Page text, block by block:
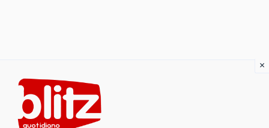
content
×